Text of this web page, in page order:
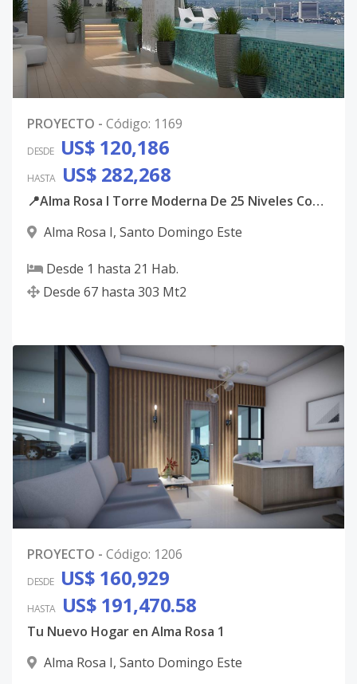
PROYECTO - Código: 1169
DESDE US$ 120,186
HASTA US$ 282,268
📍Alma Rosa I Torre Moderna De 25 Niveles Con Apartamentos De 1 2 Y 3 Habitaciones
Alma Rosa I, Santo Domingo Este
Desde 1 hasta 21 Hab.
Desde 67 hasta 303 Mt2
PROYECTO - Código: 1206
DESDE US$ 160,929
HASTA US$ 191,470.58
Tu Nuevo Hogar en Alma Rosa 1
Alma Rosa I, Santo Domingo Este